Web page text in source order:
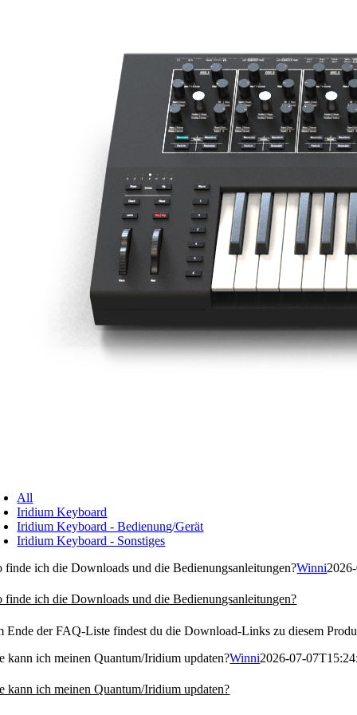
All
Iridium Keyboard
Iridium Keyboard - Bedienung/Gerät
Iridium Keyboard - Sonstiges
finde ich die Downloads und die Bedienungsanleitungen?Winni
finde ich die Downloads und die Bedienungsanleitungen?
Ende der FAQ-Liste findest du die Download-Links zu diesem
kann ich meinen Quantum/Iridium updaten?Winni2026-07-
kann ich meinen Quantum/Iridium updaten?